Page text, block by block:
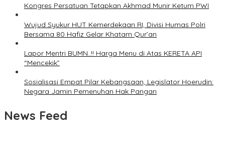
Kongres Persatuan Tetapkan Akhmad Munir Ketum PWI
Wujud Syukur HUT Kemerdekaan RI, Divisi Humas Polri
Bersama 80 Hafiz Gelar Khatam Qur’an
Lapor Mentri BUMN..!! Harga Menu di Atas KERETA API
“Mencekik”
Sosialisasi Empat Pilar Kebangsaan, Legislator Hoerudin:
Negara Jamin Pemenuhan Hak Pangan
News Feed